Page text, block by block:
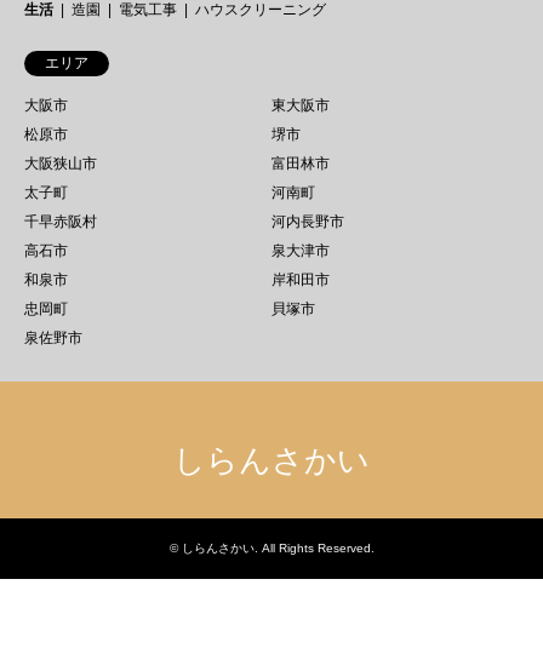
生活
造園 電気工事 ハウスクリーニング
エリア
大阪市
東大阪市
松原市
堺市
大阪狭山市
富田林市
太子町
河南町
千早赤阪村
河内長野市
高石市
泉大津市
和泉市
岸和田市
忠岡町
貝塚市
泉佐野市
しらんさかい
© しらんさかい. All Rights Reserved.